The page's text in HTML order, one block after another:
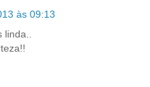
às 09:13